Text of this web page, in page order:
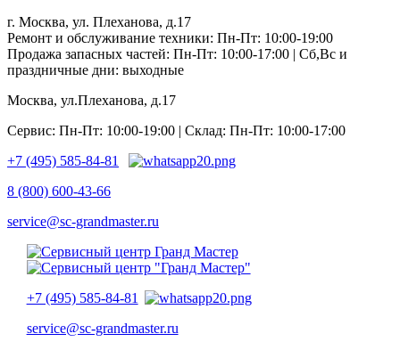
г. Москва, ул. Плеханова, д.17
Ремонт и обслуживание техники: Пн-Пт: 10:00-19:00
Продажа запасных частей: Пн-Пт: 10:00-17:00 | Сб,Вс и
праздничные дни: выходные
Москва, ул.Плеханова, д.17
Сервис: Пн-Пт: 10:00-19:00 | Склад: Пн-Пт: 10:00-17:00
+7 (495) 585-84-81
8 (800) 600-43-66
service@sc-grandmaster.ru
+7 (495) 585-84-81
service@sc-grandmaster.ru